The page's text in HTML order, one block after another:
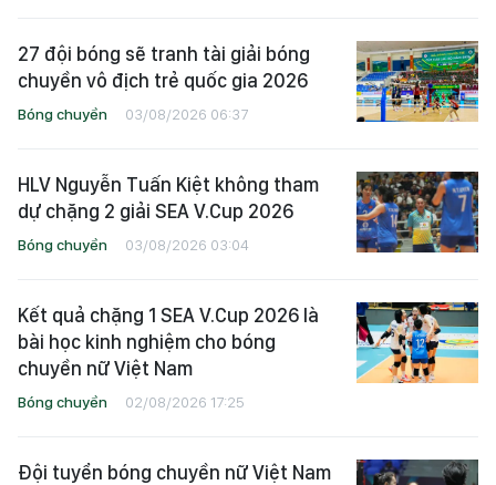
27 đội bóng sẽ tranh tài giải bóng
chuyền vô địch trẻ quốc gia 2026
Bóng chuyền 03/08/2026 06:37
HLV Nguyễn Tuấn Kiệt không tham
dự chặng 2 giải SEA V.Cup 2026
Bóng chuyền 03/08/2026 03:04
Kết quả chặng 1 SEA V.Cup 2026 là
bài học kinh nghiệm cho bóng
chuyền nữ Việt Nam
Bóng chuyền 02/08/2026 17:25
Đội tuyển bóng chuyền nữ Việt Nam